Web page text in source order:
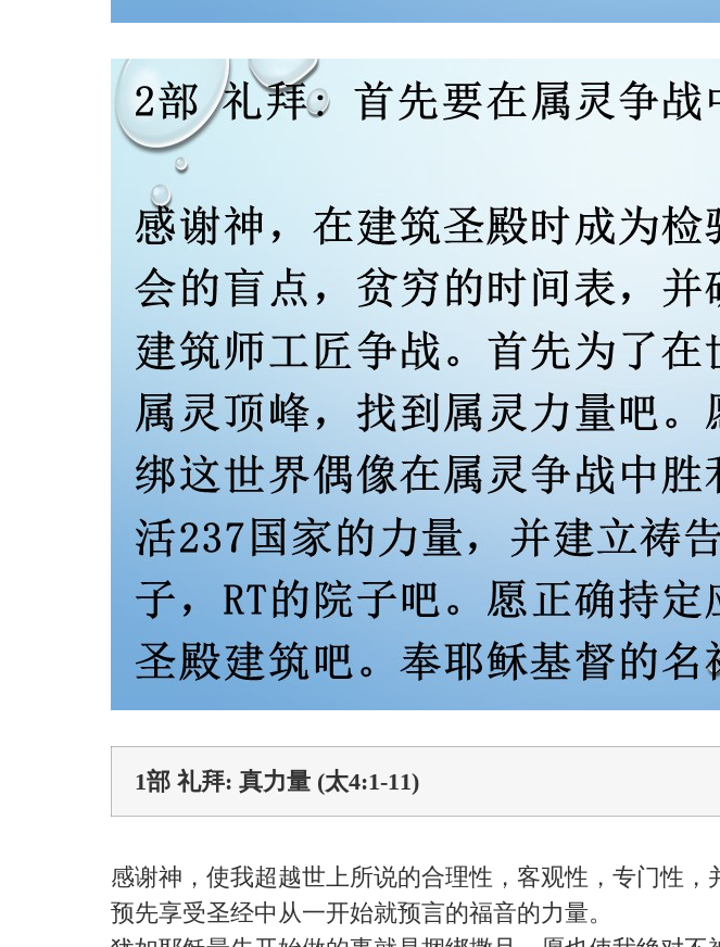
1部 礼拜: 真力量 (太4:1-11)
感谢神，使我超越世上所说的合理性，客观性，专门性
预先享受圣经中从一开始就预言的福音的力量。